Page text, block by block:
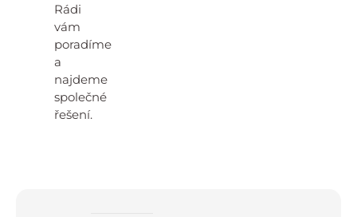
Rádi
vám
poradíme
a
najdeme
společné
řešení.